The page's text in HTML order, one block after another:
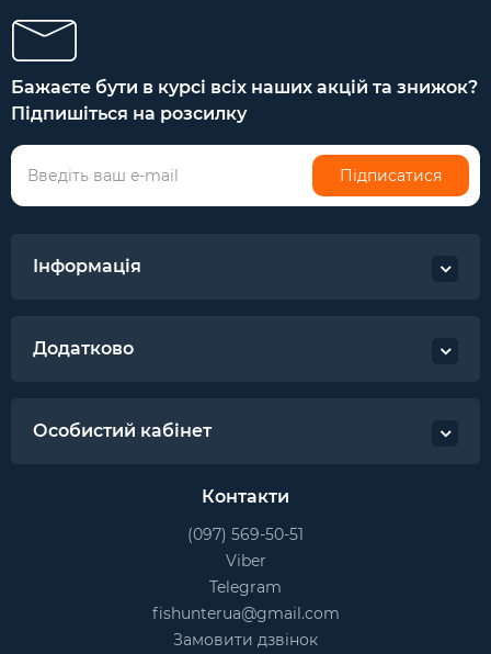
Бажаєте бути в курсі всіх наших акцій та знижок?
Підпишіться на розсилку
Підписатися
Інформація
Додатково
Особистий кабінет
Контакти
(097) 569-50-51
Viber
Telegram
fishunterua@gmail.com
Замовити дзвінок